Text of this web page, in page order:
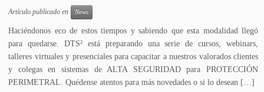
Artículo publicado en News
Haciéndonos eco de estos tiempos y sabiendo que esta modalidad llegó
para quedarse. DTS² está preparando una serie de cursos, webinars,
talleres virtuales y presenciales para capacitar a nuestros valorados clientes
y colegas en sistemas de ALTA SEGURIDAD para PROTECCIÓN
PERIMETRAL. Quédense atentos para más novedades o si lo desean […]